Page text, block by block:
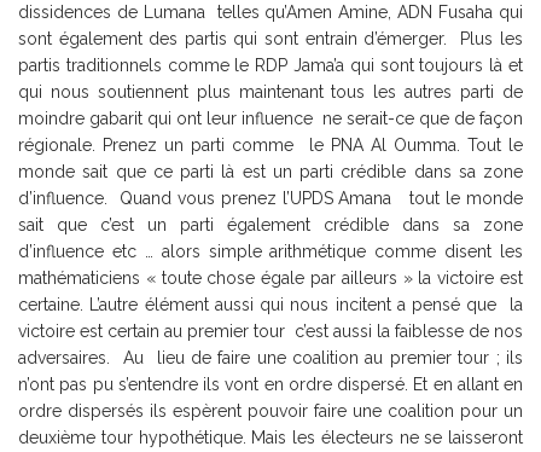
dissidences de Lumana telles qu’Amen Amine, ADN Fusaha qui
sont également des partis qui sont entrain d’émerger. Plus les
partis traditionnels comme le RDP Jama’a qui sont toujours là et
qui nous soutiennent plus maintenant tous les autres parti de
moindre gabarit qui ont leur influence ne serait-ce que de façon
régionale. Prenez un parti comme le PNA Al Oumma. Tout le
monde sait que ce parti là est un parti crédible dans sa zone
d’influence. Quand vous prenez l’UPDS Amana tout le monde
sait que c’est un parti également crédible dans sa zone
d’influence etc … alors simple arithmétique comme disent les
mathématiciens « toute chose égale par ailleurs » la victoire est
certaine. L’autre élément aussi qui nous incitent a pensé que la
victoire est certain au premier tour c’est aussi la faiblesse de nos
adversaires. Au lieu de faire une coalition au premier tour ; ils
n’ont pas pu s’entendre ils vont en ordre dispersé. Et en allant en
ordre dispersés ils espèrent pouvoir faire une coalition pour un
deuxième tour hypothétique. Mais les électeurs ne se laisseront